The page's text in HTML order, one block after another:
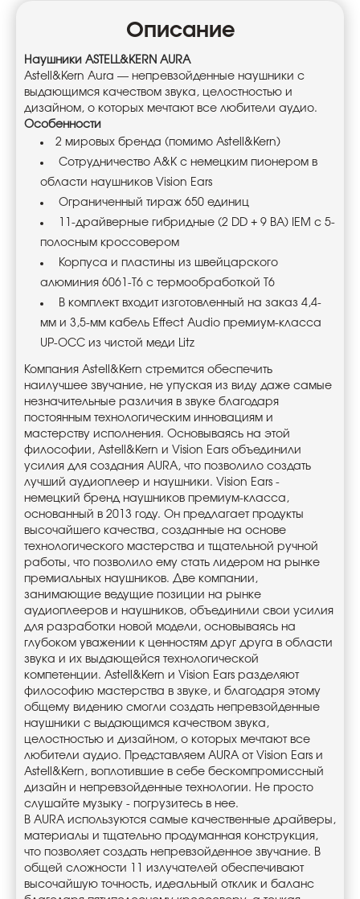
Описание
Наушники ASTELL&KERN AURA
Astell&Kern Aura — непревзойденные наушники с
выдающимся качеством звука, целостностью и
дизайном, о которых мечтают все любители аудио.
Особенности
2 мировых бренда (помимо Astell&Kern)
Сотрудничество A&K с немецким пионером в
области наушников Vision Ears
Ограниченный тираж 650 единиц
11-драйверные гибридные (2 DD + 9 BA) IEM с 5-
полосным кроссовером
Корпуса и пластины из швейцарского
алюминия 6061-T6 с термообработкой T6
В комплект входит изготовленный на заказ 4,4-
мм и 3,5-мм кабель Effect Audio премиум-класса
UP-OCC из чистой меди Litz
Компания Astell&Kern стремится обеспечить
наилучшее звучание, не упуская из виду даже самые
незначительные различия в звуке благодаря
постоянным технологическим инновациям и
мастерству исполнения. Основываясь на этой
философии, Astell&Kern и Vision Ears объединили
усилия для создания AURA, что позволило создать
лучший аудиоплеер и наушники. Vision Ears -
немецкий бренд наушников премиум-класса,
основанный в 2013 году. Он предлагает продукты
высочайшего качества, созданные на основе
технологического мастерства и тщательной ручной
работы, что позволило ему стать лидером на рынке
премиальных наушников. Две компании,
занимающие ведущие позиции на рынке
аудиоплееров и наушников, объединили свои усилия
для разработки новой модели, основываясь на
глубоком уважении к ценностям друг друга в области
звука и их выдающейся технологической
компетенции. Astell&Kern и Vision Ears разделяют
философию мастерства в звуке, и благодаря этому
общему видению смогли создать непревзойденные
наушники с выдающимся качеством звука,
целостностью и дизайном, о которых мечтают все
любители аудио. Представляем AURA от Vision Ears и
Astell&Kern, воплотившие в себе бескомпромиссный
дизайн и непревзойденные технологии. Не просто
слушайте музыку - погрузитесь в нее.
В AURA используются самые качественные драйверы,
материалы и тщательно продуманная конструкция,
что позволяет создать непревзойденное звучание. В
общей сложности 11 излучателей обеспечивают
высочайшую точность, идеальный отклик и баланс